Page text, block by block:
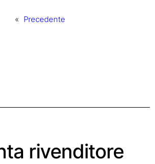
« Precedente
rivenditore